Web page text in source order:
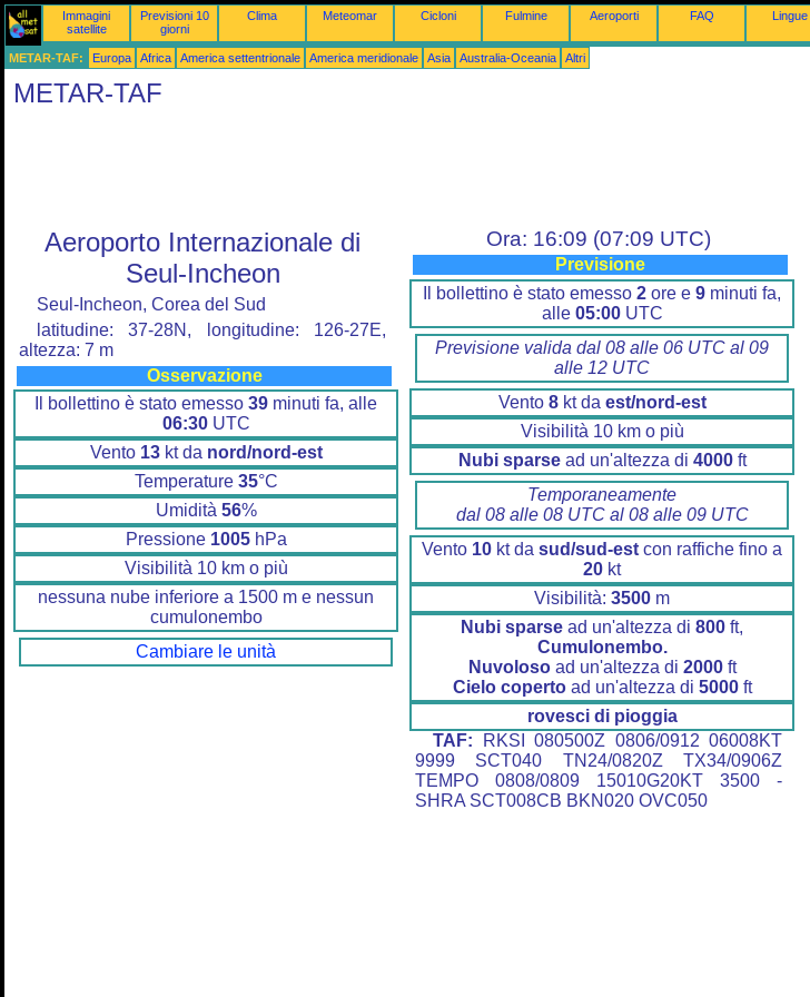
Immagini
satellite
Previsioni 10
giorni
Clima Meteomar Cicloni Fulmine Aeroporti FAQ Lingue
METAR-TAF: Europa Africa America settentrionale America meridionale Asia Australia-Oceania Altri
METAR-TAF
Aeroporto Internazionale di
Seul-Incheon
Seul-Incheon, Corea del Sud
latitudine: 37-28N, longitudine: 126-27E,
altezza: 7 m
Osservazione
Il bollettino è stato emesso 39 minuti fa, alle
06:30UTC
Vento 13kt da nord/nord-est
Temperature 35°C
Umidità 56%
Pressione 1005hPa
Visibilità 10 km o più
nessuna nube inferiore a 1500 m e nessun
cumulonembo
Cambiare le unità
Ora: 16:09 (07:09 UTC)
Previsione
Il bollettino è stato emesso 2 ore e 9 minuti fa,
alle 05:00UTC
Previsione valida dal 08 alle 06 UTC al 09
alle 12 UTC
Vento 8kt da est/nord-est
Visibilità 10 km o più
Nubi sparsead un'altezza di 4000ft
Temporaneamente
dal 08 alle 08 UTC al 08 alle 09 UTC
Vento 10 kt da sud/sud-est con raffiche fino a
20 kt
Visibilità: 3500 m
Nubi sparse ad un'altezza di 800 ft,
Cumulonembo.
Nuvolosoad un'altezza di 2000ft
Cielo copertoad un'altezza di 5000ft
rovesci di pioggia
TAF: RKSI 080500Z 0806/0912 06008KT
9999 SCT040 TN24/0820Z TX34/0906Z
TEMPO 0808/0809 15010G20KT 3500 -
SHRA SCT008CB BKN020 OVC050